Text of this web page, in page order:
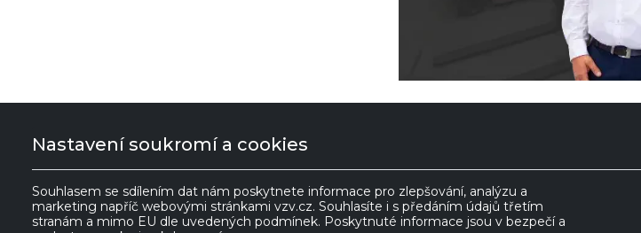
VZV GROUP s.r.o.
561 61 Červená
Voda 535
Česká republika
IČ:27469662
DIČ:
CZ27469662
Nastavení soukromí a cookies
Souhlasem se sdílením dat nám poskytnete informace pro zlepšování, analýzu a
marketing napříč webovými stránkami vzv.cz. Souhlasíte i s předáním údajů třetím
stranám a mimo EU dle uvedených podmínek. Poskytnuté informace jsou v bezpečí a